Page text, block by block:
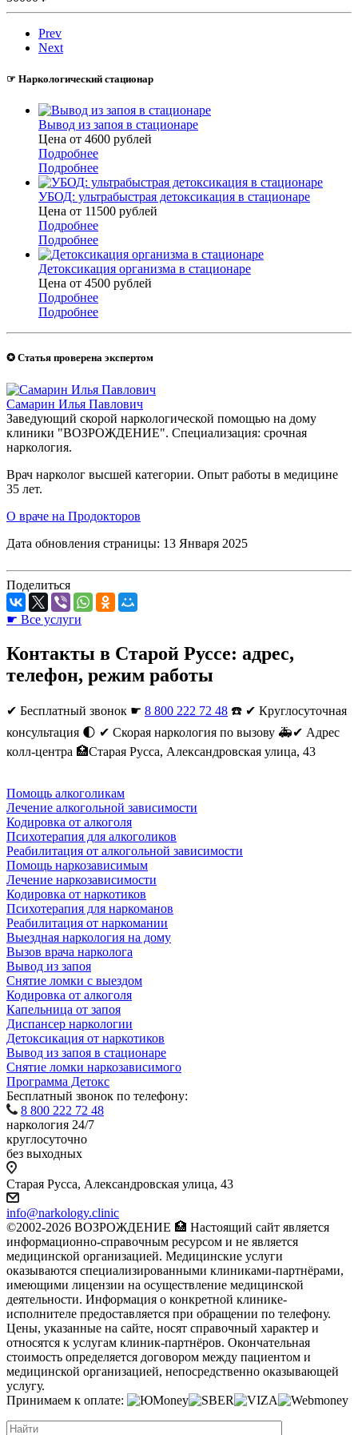
Prev
Next
☞ Наркологический стационар
Вывод из запоя в стационаре
Цена от 4600 рублей
Подробнее
Подробнее
УБОД: ультрабыстрая детоксикация в стационаре
Цена от 11500 рублей
Подробнее
Подробнее
Детоксикация организма в стационаре
Цена от 4500 рублей
Подробнее
Подробнее
✪ Статья проверена экспертом
Самарин Илья Павлович
Заведующий скорой наркологической помощью на дому
клиники "ВОЗРОЖДЕНИЕ". Специализация: срочная
наркология.
Врач нарколог высшей категории. Опыт работы в медицине
35 лет.
О враче на Продокторов
Дата обновления страницы: 13 Января 2025
Поделиться
☛ Все услуги
Контакты в Старой Руссе: адрес,
телефон, режим работы
✔︎ Бесплатный звонок ☛ 8 800 222 72 48 ☎️ ✔︎ Круглосуточная
консультация 🌓 ✔︎ Скорая наркология по вызову 🚑✔︎ Адрес
колл-центра 🏥Старая Русса, Александровская улица, 43
Помощь алкоголикам
Лечение алкогольной зависимости
Кодировка от алкоголя
Психотерапия для алкоголиков
Реабилитация от алкогольной зависимости
Помощь наркозависимым
Лечение наркозависимости
Кодировка от наркотиков
Психотерапия для наркоманов
Реабилитация от наркомании
Выездная наркология на дому
Вызов врача нарколога
Вывод из запоя
Снятие ломки с выездом
Кодировка от алкоголя
Капельница от запоя
Диспансер наркологии
Детоксикация от наркотиков
Вывод из запоя в стационаре
Снятие ломки наркозависимого
Программа Детокс
Бесплатный звонок по телефону:
8 800 222 72 48
наркология 24/7
круглосуточно
без выходных
Старая Русса, Александровская улица, 43
info@narkology.clinic
©2002-2026 ВОЗРОЖДЕНИЕ 🏥 Настоящий сайт является
информационно-справочным ресурсом и не является
медицинской организацией. Медицинские услуги
оказываются специализированными клиниками-партнёрами,
имеющими лицензии на осуществление медицинской
деятельности. Информация о конкретной клинике-
исполнителе предоставляется при обращении по телефону.
Цены, указанные на сайте, носят справочный характер и
относятся к услугам клиник-партнёров. Окончательная
стоимость определяется договором между пациентом и
медицинской организацией, непосредственно оказывающей
услугу.
Принимаем к оплате: